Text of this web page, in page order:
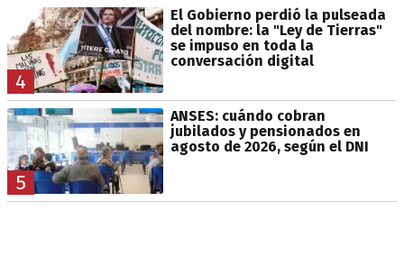
4
El Gobierno perdió la pulseada
del nombre: la "Ley de Tierras"
se impuso en toda la
conversación digital
5
ANSES: cuándo cobran
jubilados y pensionados en
agosto de 2026, según el DNI